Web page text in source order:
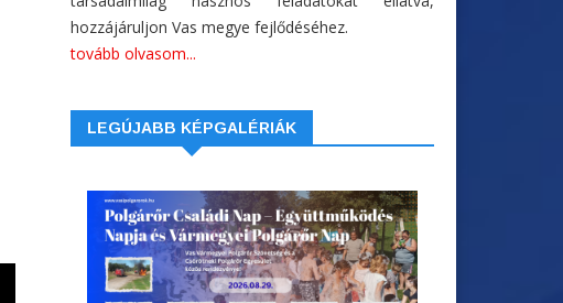
hozzájáruljon Vas megye fejlődéséhez.
tovább olvasom...
LEGÚJABB KÉPGALÉRIÁK